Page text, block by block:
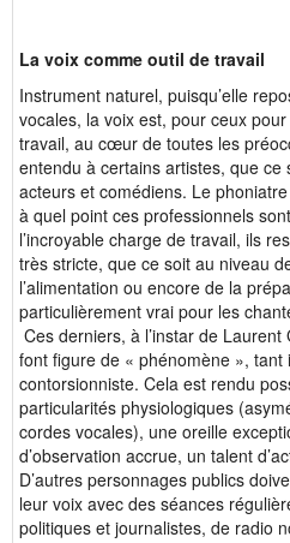
La voix comme outil de travail
Instrument naturel, puisqu’elle
vocales, la voix est, pour ceux
travail, au cœur de toutes les
entendu à certains artistes, que ce
acteurs et comédiens. Le
à quel point ces professionnels
l’incroyable charge de travail, ils
très stricte, que ce soit au niveau
l’alimentation ou encore de la
particulièrement vrai pour les
Ces derniers, à l’instar de
font figure de « phénomène »,
contorsionniste. Cela est rendu
particularités physiologiques
cordes vocales), une oreille
d’observation accrue, un talent
D’autres personnages publics
leur voix avec des séances
politiques et journalistes, de radio